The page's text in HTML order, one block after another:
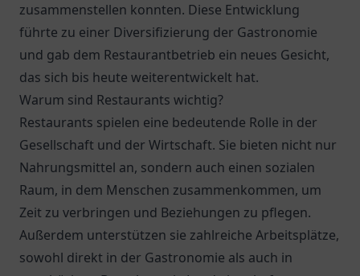
zusammenstellen konnten. Diese Entwicklung
führte zu einer Diversifizierung der Gastronomie
und gab dem Restaurantbetrieb ein neues Gesicht,
das sich bis heute weiterentwickelt hat.
Warum sind Restaurants wichtig?
Restaurants spielen eine bedeutende Rolle in der
Gesellschaft und der Wirtschaft. Sie bieten nicht nur
Nahrungsmittel an, sondern auch einen sozialen
Raum, in dem Menschen zusammenkommen, um
Zeit zu verbringen und Beziehungen zu pflegen.
Außerdem unterstützen sie zahlreiche Arbeitsplätze,
sowohl direkt in der Gastronomie als auch in